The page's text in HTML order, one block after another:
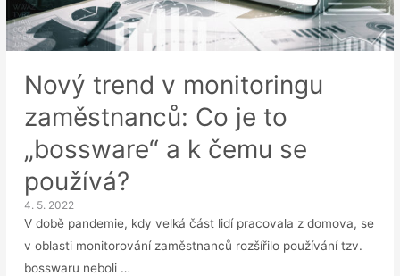
Nový trend v monitoringu
zaměstnanců: Co je to
„bossware“ a k čemu se
používá?
4. 5. 2022
V době pandemie, kdy velká část lidí pracovala z domova, se
v oblasti monitorování zaměstnanců rozšířilo používání tzv.
bosswaru neboli …